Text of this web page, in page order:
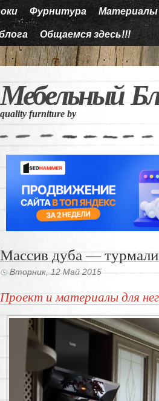
Фурнитура Материалы
Общаемся здесь!!!
Мебельный
quality furniture by
Массив дуба —
Вторник, 12 Май 2015
Проект и материалы для